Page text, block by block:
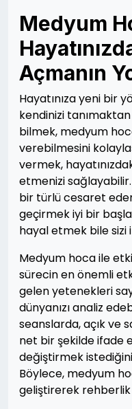
Medyum
Açmanın
Hayatınıza yeni bir
kendinizi
bilmek, medyum
verebilmesini
vermek,
etmenizi sağlayabilir.
bir türlü cesaret
geçirmek iyi bir
hayal etmek bile sizi
Medyum hoca ile
sürecin en önemli
gelen yetenekleri
dünyanızı analiz
seanslarda, açık ve
net bir şekilde ifade
değiştirmek
Böylece, medyum
geliştirerek rehberlik